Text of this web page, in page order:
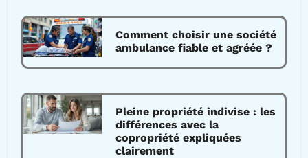
Comment choisir une société
ambulance fiable et agréée ?
Pleine propriété indivise : les
différences avec la
copropriété expliquées
clairement